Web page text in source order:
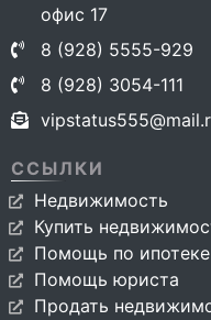
офис 17
8 (928) 5555-929
8 (928) 3054-111
ССЫЛКИ
Недвижимость
Купить
Помощь по ипотеке
Помощь юриста
Продать